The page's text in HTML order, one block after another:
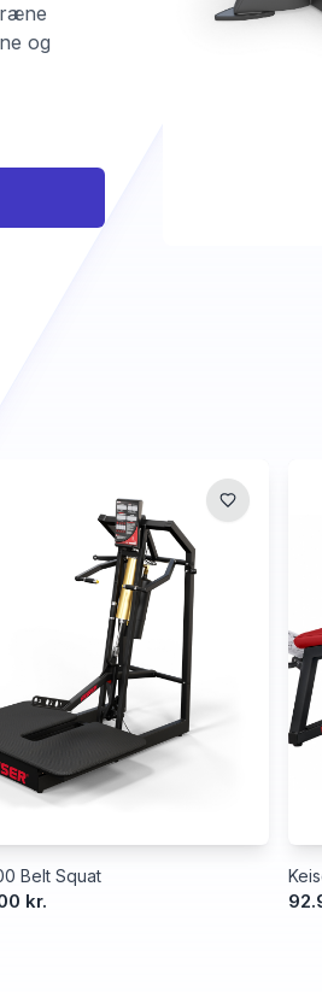
og
Belt Squat
kr.